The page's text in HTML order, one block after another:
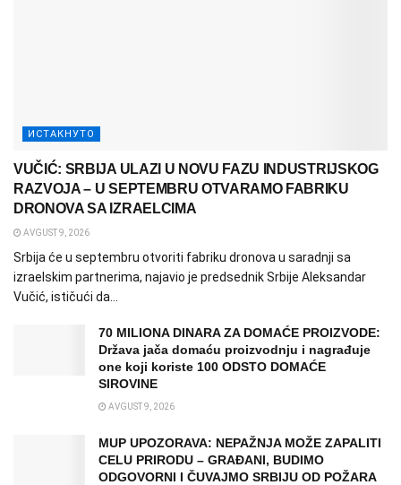
ИСТАКНУТО
VUČIĆ: SRBIJA ULAZI U NOVU FAZU INDUSTRIJSKOG
RAZVOJA – U SEPTEMBRU OTVARAMO FABRIKU
DRONOVA SA IZRAELCIMA
AVGUST 9, 2026
Srbija će u septembru otvoriti fabriku dronova u saradnji sa
izraelskim partnerima, najavio je predsednik Srbije Aleksandar
Vučić, ističući da...
70 MILIONA DINARA ZA DOMAĆE PROIZVODE:
Država jača domaću proizvodnju i nagrađuje
one koji koriste 100 ODSTO DOMAĆE
SIROVINE
AVGUST 9, 2026
MUP UPOZORAVA: NEPAŽNJA MOŽE ZAPALITI
CELU PRIRODU – GRAĐANI, BUDIMO
ODGOVORNI I ČUVAJMO SRBIJU OD POŽARA